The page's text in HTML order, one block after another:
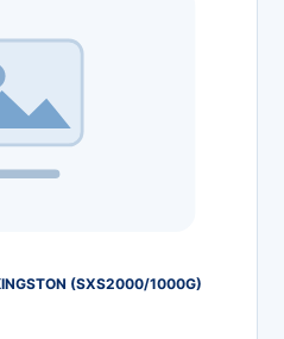
(SXS2000/1000G)